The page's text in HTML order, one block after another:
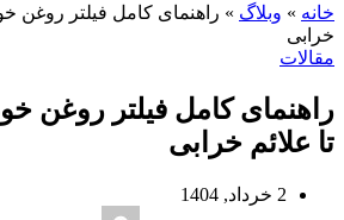
خانه » وبلاگ » راهنمای کامل فیلتر روغن
خرابی
مقالات
راهنمای کامل فیلتر روغن
تا علائم خرابی
2 خرداد, 1404